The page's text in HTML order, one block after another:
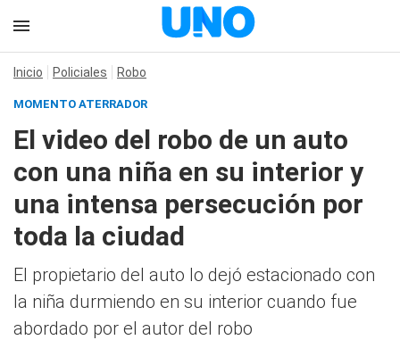
Inicio Policiales Robo
MOMENTO ATERRADOR
El video del robo de un auto
con una niña en su interior y
una intensa persecución por
toda la ciudad
El propietario del auto lo dejó estacionado con
la niña durmiendo en su interior cuando fue
abordado por el autor del robo